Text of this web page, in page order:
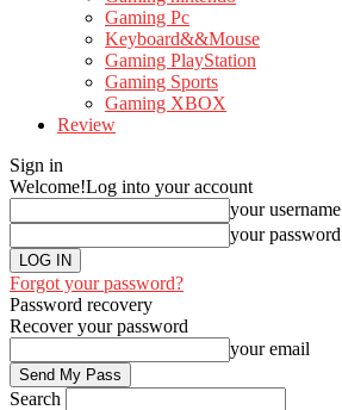
Gaming Pc
Keyboard&&Mouse
Gaming PlayStation
Gaming Sports
Gaming XBOX
Review
Sign in
Welcome!Log into your account
your username
your password
Forgot your password?
Password recovery
Recover your password
your email
Search